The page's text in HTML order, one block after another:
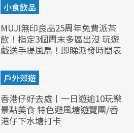
小食飲品
MUJI無印良品25周年免費派茶
飲！指定3個周末多區出沒 玩遊
戲送手提風扇！即睇派發時間表
戶外郊遊
香港仔好去處丨一日遊逾10玩樂
景點美食 特色避風塘遊覽團/香
港仔下水塘打卡